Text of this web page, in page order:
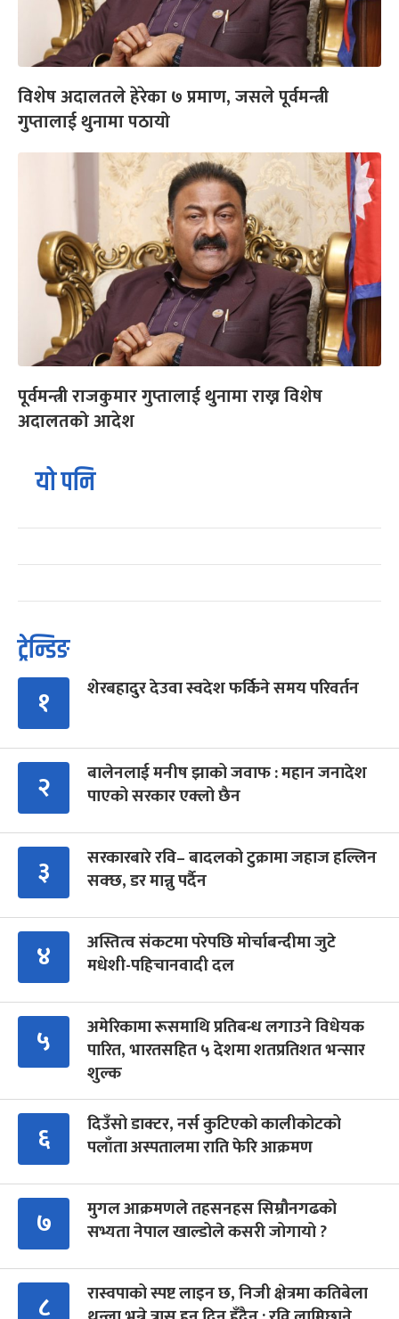
विशेष अदालतले हेरेका ७ प्रमाण, जसले पूर्वमन्त्री
गुप्तालाई थुनामा पठायो
पूर्वमन्त्री राजकुमार गुप्तालाई थुनामा राख्न विशेष
अदालतको आदेश
यो पनि
ट्रेन्डिङ
१ शेरबहादुर देउवा स्वदेश फर्किने समय परिवर्तन
२
बालेनलाई मनीष झाको जवाफ : महान जनादेश
पाएको सरकार एक्लो छैन
३
सरकारबारे रवि– बादलको टुक्रामा जहाज हल्लिन
सक्छ, डर मान्नु पर्दैन
४
अस्तित्व संकटमा परेपछि मोर्चाबन्दीमा जुटे
मधेशी-पहिचानवादी दल
५
अमेरिकामा रूसमाथि प्रतिबन्ध लगाउने विधेयक
पारित, भारतसहित ५ देशमा शतप्रतिशत भन्सार
शुल्क
६
दिउँसो डाक्टर, नर्स कुटिएको कालीकोटको
पलाँता अस्पतालमा राति फेरि आक्रमण
७
मुगल आक्रमणले तहसनहस सिम्रौनगढको
सभ्यता नेपाल खाल्डोले कसरी जोगायो ?
८
रास्वपाको स्पष्ट लाइन छ, निजी क्षेत्रमा कतिबेला